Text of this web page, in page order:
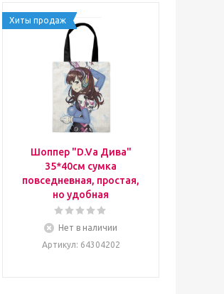
Хиты продаж
Шоппер "D.Va Дива"
35*40см сумка
повседневная, простая,
но удобная
Нет в наличии
Артикул: 64304202